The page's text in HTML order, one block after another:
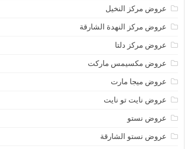
عروض مركز النخيل
عروض مركز النهدة الشارقة
عروض مركز دلتا
عروض مكسيمس ماركت
عروض ميجا مارت
عروض نايت تو نايت
عروض نستو
عروض نستو الشارقة